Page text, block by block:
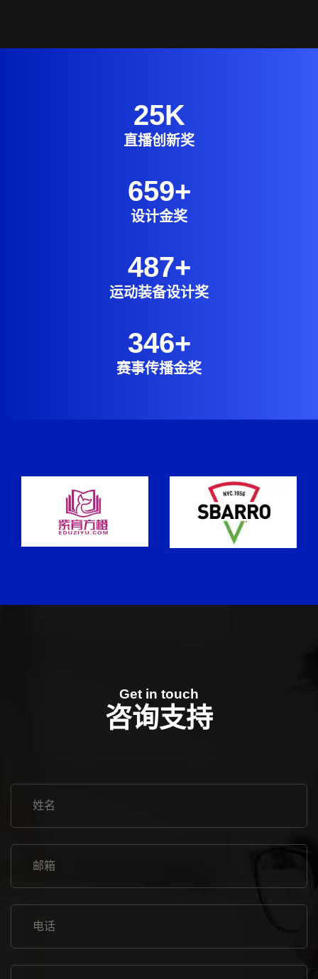
杯32强
25K
直播创新奖
659+
设计金奖
487+
运动装备设计奖
346+
赛事传播金奖
Get in touch
咨询支持